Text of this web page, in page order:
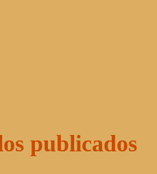
publicados